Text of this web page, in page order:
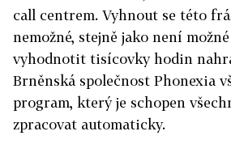
call centrem. Vyhnout se této
nemožné, stejně jako není
vyhodnotit tisícovky hodin
Brněnská společnost Phonexia
program, který je schopen
zpracovat automaticky.